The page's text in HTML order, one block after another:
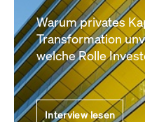
Warum privates
Transformation
welche Rolle
Interview lesen